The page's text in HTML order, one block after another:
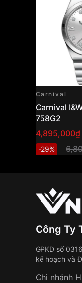
Carnival
Carnival
758G2
4,895,000₫
-29%
Công Ty
GPKD số
kế hoạch và
Chi nhánh